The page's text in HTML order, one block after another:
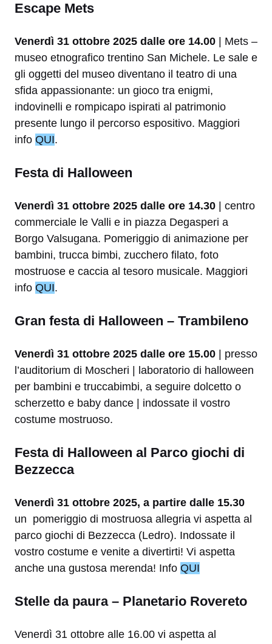
Escape Mets
Venerdì 31 ottobre 2025 dalle ore 14.00 | Mets –
museo etnografico trentino San Michele. Le sale e
gli oggetti del museo diventano il teatro di una
sfida appassionante: un gioco tra enigmi,
indovinelli e rompicapo ispirati al patrimonio
presente lungo il percorso espositivo. Maggiori
info QUI.
Festa di Halloween
Venerdì 31 ottobre 2025 dalle ore 14.30 | centro
commerciale le Valli e in piazza Degasperi a
Borgo Valsugana. Pomeriggio di animazione per
bambini, trucca bimbi, zucchero filato, foto
mostruose e caccia al tesoro musicale. Maggiori
info QUI.
Gran festa di Halloween – Trambileno
Venerdì 31 ottobre 2025 dalle ore 15.00 | presso
l’auditorium di Moscheri | laboratorio di halloween
per bambini e truccabimbi, a seguire dolcetto o
scherzetto e baby dance | indossate il vostro
costume mostruoso.
Festa di Halloween al Parco giochi di
Bezzecca
Venerdì 31 ottobre 2025, a partire dalle 15.30
un pomeriggio di mostruosa allegria vi aspetta al
parco giochi di Bezzecca (Ledro). Indossate il
vostro costume e venite a divertirti! Vi aspetta
anche una gustosa merenda! Info QUI
Stelle da paura – Planetario Rovereto
Venerdì 31 ottobre alle 16.00 vi aspetta al